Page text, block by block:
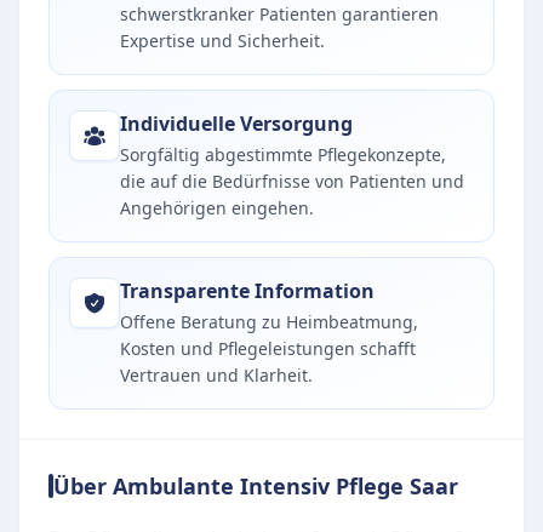
schwerstkranker Patienten garantieren
Expertise und Sicherheit.
Individuelle Versorgung
Sorgfältig abgestimmte Pflegekonzepte,
die auf die Bedürfnisse von Patienten und
Angehörigen eingehen.
Transparente Information
Offene Beratung zu Heimbeatmung,
Kosten und Pflegeleistungen schafft
Vertrauen und Klarheit.
Über Ambulante Intensiv Pflege Saar